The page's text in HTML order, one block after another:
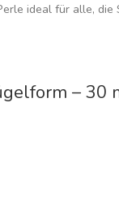
ideal für alle, die
Preisangabe je Perle.
– 30